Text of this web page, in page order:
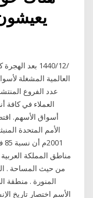
العالمية المشغلة
عدد الفروع
أسواق الأسهم.
مناطق المملكة
من حيث المساحة .
المنورة . منطقة